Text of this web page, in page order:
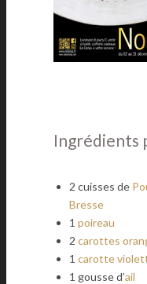
Ingrédients
2 cuisses de
Bresse
1 poireau
2 carottes
1 carotte
1 gousse d’ail